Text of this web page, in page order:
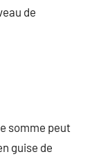
de
somme peut
guise de